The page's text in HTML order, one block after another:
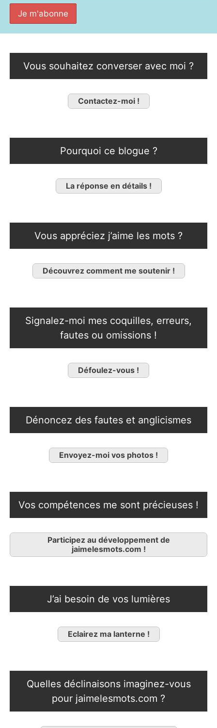
Vous souhaitez converser avec moi ?
Contactez-moi !
Pourquoi ce blogue ?
La réponse en détails !
Vous appréciez j’aime les mots ?
Découvrez comment me soutenir !
Signalez-moi mes coquilles, erreurs,
fautes ou omissions !
Défoulez-vous !
Dénoncez des fautes et anglicismes
Envoyez-moi vos photos !
Vos compétences me sont précieuses !
Participez au développement de
jaimelesmots.com !
J’ai besoin de vos lumières
Eclairez ma lanterne !
Quelles déclinaisons imaginez-vous
pour jaimelesmots.com ?